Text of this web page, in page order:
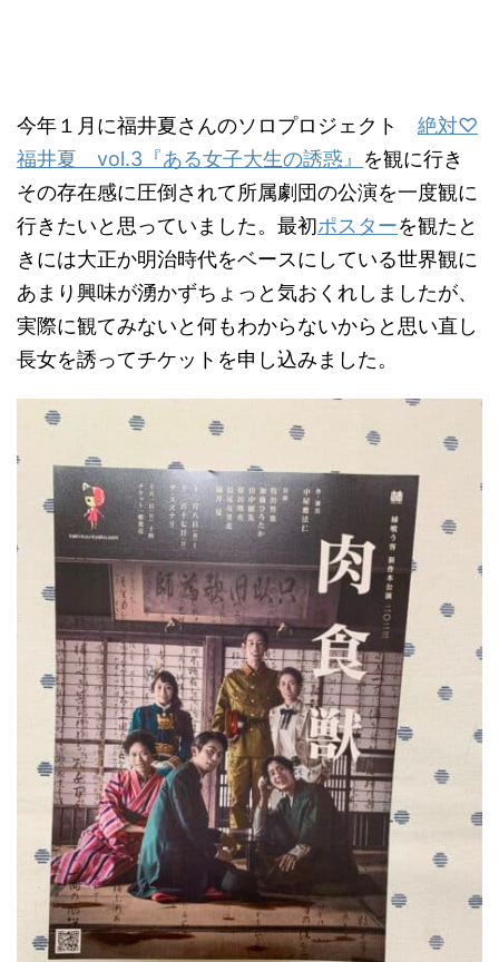
今年１月に福井夏さんのソロプロジェクト 絶対♡
福井夏 vol.3『ある女子大生の誘惑』 を観に行き
その存在感に圧倒されて所属劇団の公演を一度観に
行きたいと思っていました。最初ポスターを観たと
きには大正か明治時代をベースにしている世界観に
あまり興味が湧かずちょっと気おくれしましたが、
実際に観てみないと何もわからないからと思い直し
長女を誘ってチケットを申し込みました。